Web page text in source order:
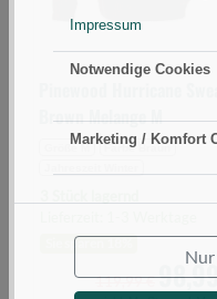
Impressum
Notwendige Cookies
Marketing / Komfort
Brown Melange M
Größe M
Farbe Braun
Sie sparen 18%
119,99 €